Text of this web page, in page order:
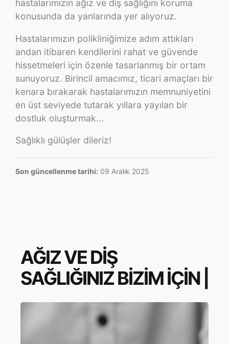
hastalarımızın ağız ve diş sağlığını koruma
konusunda da yanlarında yer alıyoruz.
Hastalarımızın polikliniğimize adım attıkları
andan itibaren kendilerini rahat ve güvende
hissetmeleri için özenle tasarlanmış bir ortam
sunuyoruz. Birincil amacımız, ticari amaçları bir
kenara bırakarak hastalarımızın memnuniyetini
en üst seviyede tutarak yıllara yayılan bir
dostluk oluşturmak...
Sağlıklı gülüşler dileriz!
Son güncellenme tarihi: 09 Aralık 2025
AĞIZ VE DİŞ
SAĞLIĞINIZ BİZİM İÇİN